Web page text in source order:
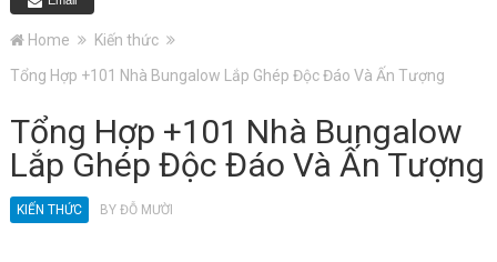
Home
Kiến thức
Tổng Hợp +101 Nhà Bungalow Lắp Ghép Độc Đáo Và Ấn Tượng
Tổng Hợp +101 Nhà Bungalow
Lắp Ghép Độc Đáo Và Ấn Tượng
KIẾN THỨC BY ĐỖ MƯỜI